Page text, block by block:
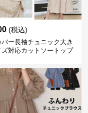
(税込)
ー長袖チュニック大き
ズ対応カットソートップ